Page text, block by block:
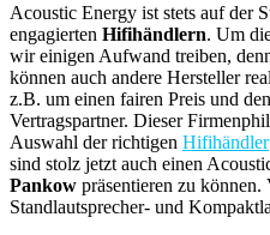
Acoustic Energy ist stets auf der
engagierten Hifihändlern. Um
wir einigen Aufwand treiben,
können auch andere Hersteller
z.B. um einen fairen Preis und
Vertragspartner. Dieser
Auswahl der richtigen Hifihändler
sind stolz jetzt auch einen
Pankow präsentieren zu
Standlautsprecher- und